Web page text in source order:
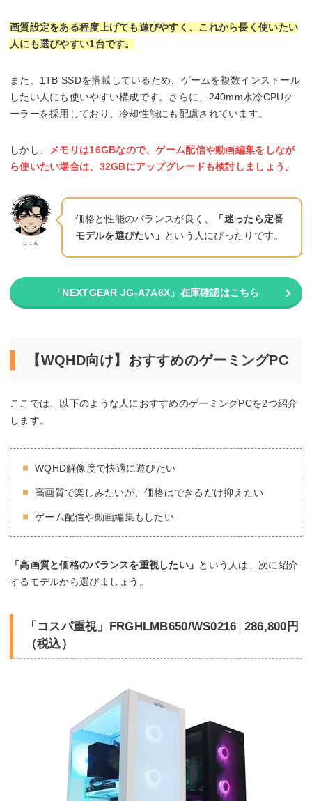
画質設定をある程度上げても遊びやすく、これから長く使いたい
人にも選びやすい1台です。
また、1TB SSDを搭載しているため、ゲームを複数インストール
したい人にも使いやすい構成です。さらに、240mm水冷CPUク
ーラーを採用しており、冷却性能にも配慮されています。
しかし、 メモリは16GBなので、ゲーム配信や動画編集をしなが
ら使いたい場合は、32GBにアップグレードも検討 しましょう。
じょん
価格と性能のバランスが良く、
「迷ったら定番
モデルを選びたい」 という人にぴったりです。
「NEXTGEAR JG-A7A6X」在庫確認はこちら
【WQHD向け】おすすめのゲーミングPC
ここでは、以下のような人におすすめのゲーミングPCを2つ紹介
します。
WQHD解像度で快適に遊びたい
高画質で楽しみたいが、価格はできるだけ抑えたい
ゲーム配信や動画編集もしたい
「高画質と価格のバランスを重視したい」 という人は、次に紹介
するモデルから選びましょう。
「コスパ重視」FRGHLMB650/WS0216│286,800円
（税込）